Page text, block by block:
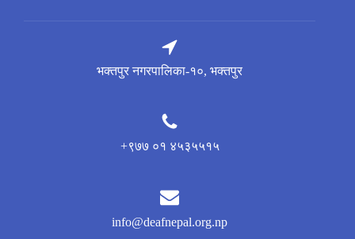
भक्तपुर नगरपालिका-१०, भक्तपुर
+९७७ ०१ ४५३५५१५
info@deafnepal.org.np